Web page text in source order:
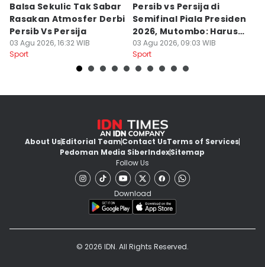
Balsa Sekulic Tak Sabar
Rasakan Atmosfer Derbi
Persib Vs Persija
03 Agu 2026, 16:32 WIB
Sport
Persib vs Persija di
Semifinal Piala Presiden
2026, Mutombo: Harus
Menang
03 Agu 2026, 09:03 WIB
Sport
About UsEditorial TeamContact UsTerms of Services
Pedoman Media SiberIndexSitemap
Follow Us
Download
© 2026 IDN. All Rights Reserved.